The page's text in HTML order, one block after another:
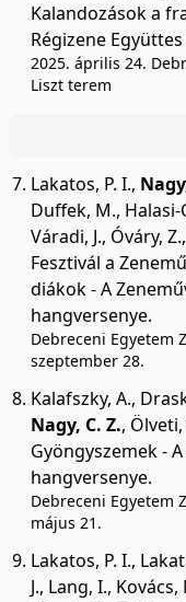
Kalandozások a
Régizene
2025. április 24.
Liszt terem
Lakatos, P. I.,
Duffek, M., Halasi-
Váradi, J., Óváry, Z.,
Fesztivál a
diákok - A
hangversenye.
Debreceni Egyetem
szeptember 28.
Kalafszky, A.,
Nagy, C. Z.,
Gyöngyszemek -
hangversenye.
Debreceni Egyetem
május 21.
Lakatos, P. I.,
J., Lang, I., Kovács,